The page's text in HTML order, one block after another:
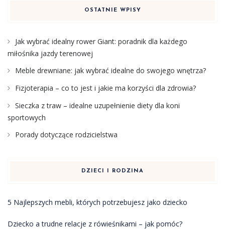
OSTATNIE WPISY
Jak wybrać idealny rower Giant: poradnik dla każdego
miłośnika jazdy terenowej
Meble drewniane: jak wybrać idealne do swojego wnętrza?
Fizjoterapia – co to jest i jakie ma korzyści dla zdrowia?
Sieczka z traw – idealne uzupełnienie diety dla koni
sportowych
Porady dotyczące rodzicielstwa
DZIECI I RODZINA
5 Najlepszych mebli, których potrzebujesz jako dziecko
Dziecko a trudne relacje z rówieśnikami – jak pomóc?